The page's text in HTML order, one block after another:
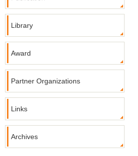
Library
Award
Partner Organizations
Links
Archives